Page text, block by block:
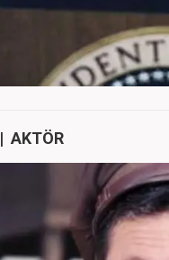
| AKTÖR